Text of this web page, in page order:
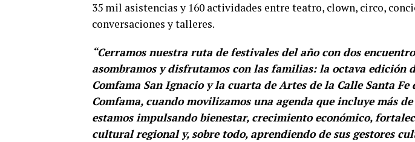
35 mil asistencias y 160 actividades entre teatro, clown, circo,
conversaciones y talleres.
“Cerramos nuestra ruta de festivales del año con dos
asombramos y disfrutamos con las familias: la octava edición
Comfama San Ignacio y la cuarta de Artes de la Calle Santa
Comfama, cuando movilizamos una agenda que incluye más
estamos impulsando bienestar, crecimiento económico,
cultural regional y, sobre todo, aprendiendo de sus gestores